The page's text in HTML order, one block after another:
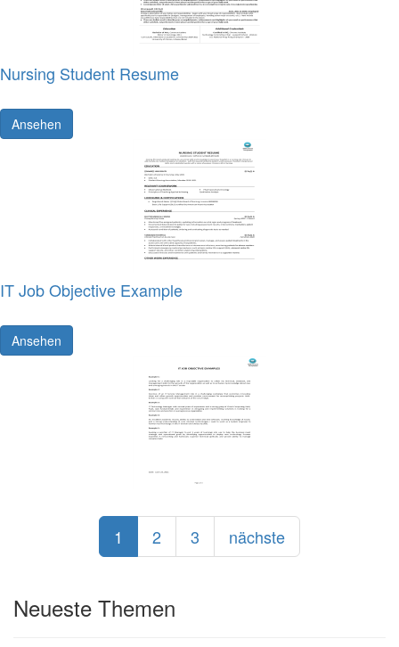
Nursing Student Resume
Ansehen
IT Job Objective Example
Ansehen
1 2 3 nächste
Neueste Themen